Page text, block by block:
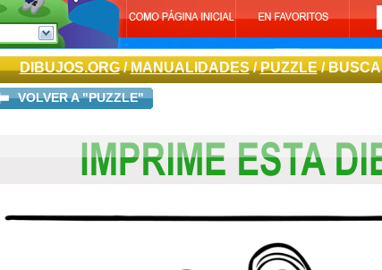
DIBUJOS.ORG/MANUALIDADES/PUZZLE/ BUSCA
VOLVER A "PUZZLE"